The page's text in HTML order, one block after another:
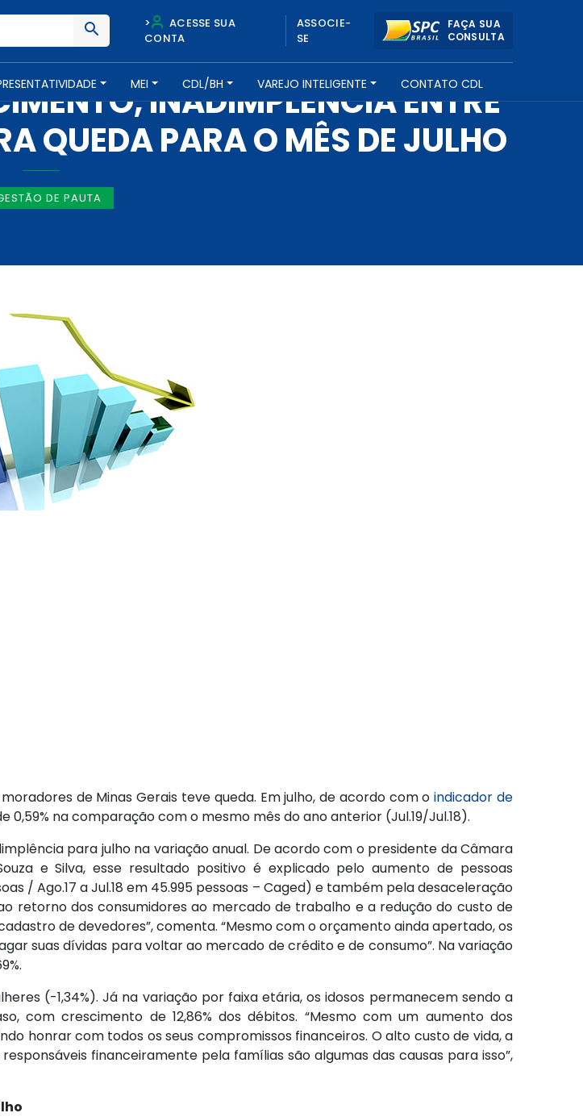
>
ACESSE SUA
CONTA
ASSOCIE-
SE
FAÇA SUA
CONSULTA
MEI CDL/BH VAREJO INTELIGENTE CONTATO CDL
26 DE AGOSTO DE 2019
INADIMPLÊNCIA ENTRE
QUEDA PARA O MÊS DE JULHO
DE PAUTA
de Minas Gerais teve queda. Em julho, de acordo com oindicador de
0,59% na comparação com o mesmo mês do ano anterior (Jul.19/Jul.18).
para julho na variação anual. De acordo com o presidente da Câmara
e Silva, esse resultado positivo é explicado pelo aumento de pessoas
/ Ago.17 a Jul.18 em 45.995 pessoas – Caged) e também pela desaceleração
retorno dos consumidores ao mercado de trabalho e a redução do custo de
de devedores”, comenta. “Mesmo com o orçamento ainda apertado, os
suas dívidas para voltar ao mercado de crédito e de consumo”. Na variação
(-1,34%). Já na variação por faixa etária, os idosos permanecem sendo a
com crescimento de 12,86% dos débitos. “Mesmo com um aumento dos
honrar com todos os seus compromissos financeiros. O alto custo de vida, a
financeiramente pela famílias são algumas das causas para isso”,